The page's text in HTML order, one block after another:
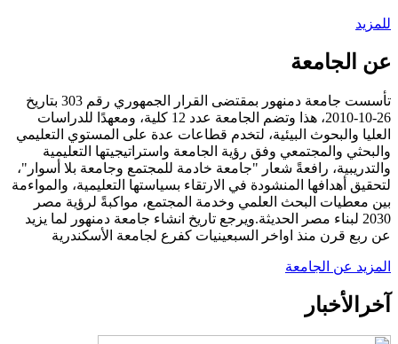
للمزيد
عن الجامعة
تأسست جامعة دمنهور بمقتضى القرار الجمهوري رقم 303 بتاريخ
26-10-2010، هذا وتضم الجامعة عدد 12 كلية، ومعهدًا للدراسات
العليا والبحوث البيئية، لتخدم قطاعات عدة على المستوي التعليمي
والبحثي والمجتمعي وفق رؤية الجامعة واستراتيجيتها التعليمية
والتدريبية، رافعةً شعار "جامعة خادمة للمجتمع وجامعة بلا أسوار"،
لتحقيق أهدافها المنشودة في الارتقاء بسياستها التعليمية، والمواءمة
بين معطيات البحث العلمي وخدمة المجتمع، مواكبةً لرؤية مصر
2030 لبناء مصر الحديثة.ويرجع تاريخ انشاء جامعة دمنهور لما يزيد
عن ربع قرن منذ اواخر السبعينيات كفرع لجامعة الأسكندرية
المزيد عن الجامعة
آخر الأخبار